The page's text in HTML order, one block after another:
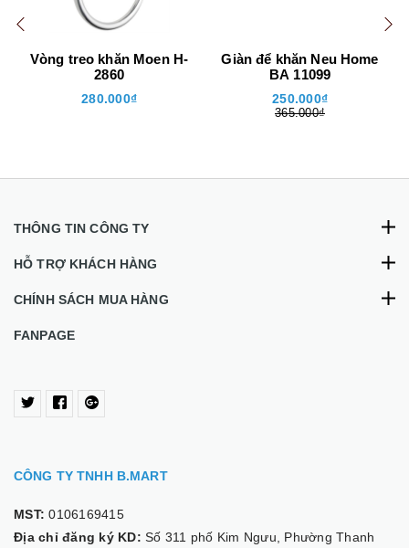
Vòng treo khăn Moen H-
2860
280.000₫
Giàn để khăn Neu Home
BA 11099
250.000₫
365.000₫
THÔNG TIN CÔNG TY
HỖ TRỢ KHÁCH HÀNG
CHÍNH SÁCH MUA HÀNG
FANPAGE
CÔNG TY TNHH B.MART
MST:0106169415
Địa chỉ đăng ký KD: Số 311 phố Kim Ngưu, Phường Thanh